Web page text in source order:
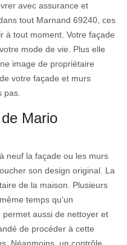
avec assurance et
tout Marnand 69240, ces
à tout moment. Votre façade
mode de vie. Plus elle
image de propriétaire
votre façade et murs
pas.
Mario
neuf la façade ou les murs
son design original. La
de la maison. Plusieurs
temps qu’un
aussi de nettoyer et
de procéder à cette